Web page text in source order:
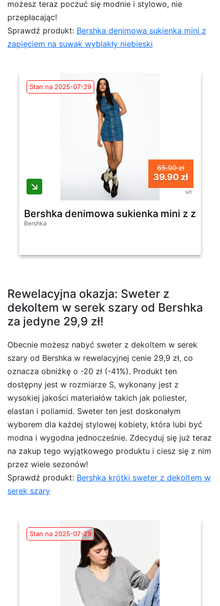
możesz teraz poczuć się modnie i stylowo, nie
przepłacając!
Sprawdź produkt: Bershka denimowa sukienka mini z
zapięciem na suwak wyblakły niebieski
Stan na 2025-07-29
65.90 zł
39.90 zł
szt
Bershka denimowa sukienka mini z
Bershka
Rewelacyjna okazja: Sweter z
dekoltem w serek szary od Bershka
za jedyne 29,9 zł!
Obecnie możesz nabyć sweter z dekoltem w serek
szary od Bershka w rewelacyjnej cenie 29,9 zł, co
oznacza obniżkę o -20 zł (-41%). Produkt ten
dostępny jest w rozmiarze S, wykonany jest z
wysokiej jakości materiałów takich jak poliester,
elastan i poliamid. Sweter ten jest doskonałym
wyborem dla każdej stylowej kobiety, która lubi być
modna i wygodna jednocześnie. Zdecyduj się już teraz
na zakup tego wyjątkowego produktu i ciesz się z nim
przez wiele sezonów!
Sprawdź produkt: Bershka krótki sweter z dekoltem w
serek szary
Stan na 2025-07-29